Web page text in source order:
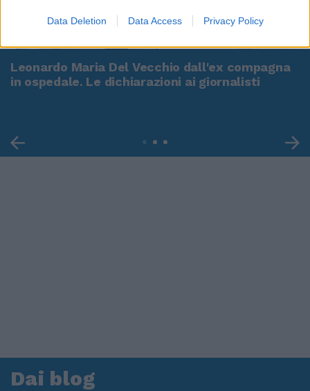
Data Deletion Data Access Privacy Policy
Leonardo Maria Del Vecchio dall'ex compagna
in ospedale. Le dichiarazioni ai giornalisti
Dai blog